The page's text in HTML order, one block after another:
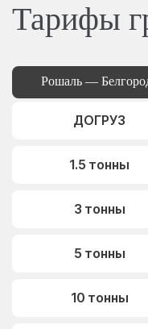
Тарифы
Рошаль —
ДОГРУЗ
1.5 тонны
3 тонны
5 тонны
10 тонны